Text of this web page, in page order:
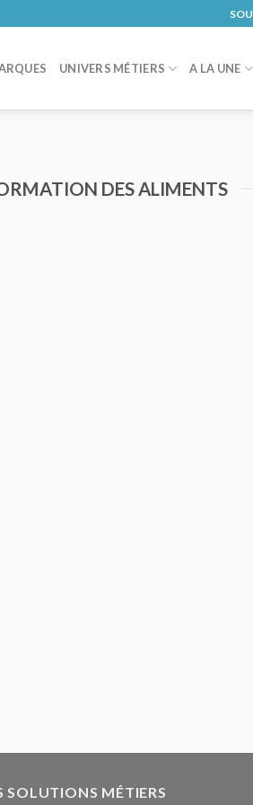
UNIVERS MÉTIERS A LA UNE
DES ALIMENTS
SOLUTIONS MÉTIERS